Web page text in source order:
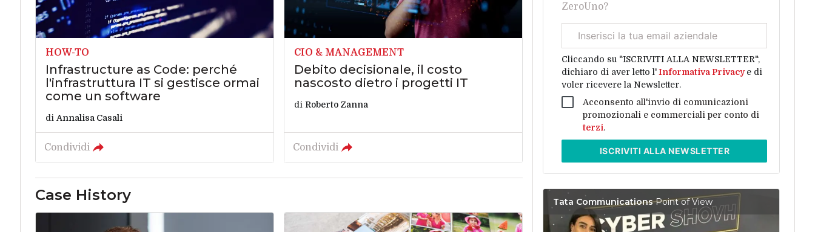
HOW-TO
Infrastructure as Code: perché
l'infrastruttura IT si gestisce ormai
come un software
di Annalisa Casali
Condividi
CIO & MANAGEMENT
Debito decisionale, il costo
nascosto dietro i progetti IT
di Roberto Zanna
Condividi
Case History
ZeroUno?
aziendale
Cliccando su "ISCRIVITI ALLA NEWSLETTER",
dichiaro di aver letto l'Informativa Privacye di
voler ricevere la Newsletter.
Acconsento all'invio di comunicazioni
promozionali e commerciali per conto di
terzi.
ISCRIVITI ALLA NEWSLETTER
Tata CommunicationsPoint of View